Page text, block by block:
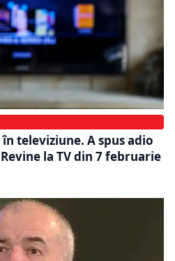
televiziune. A spus adio
la TV din 7 februarie